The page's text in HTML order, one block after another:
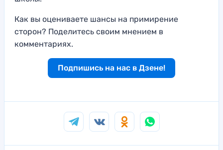
Как вы оцениваете шансы на примирение
сторон? Поделитесь своим мнением в
комментариях.
Подпишись на нас в Дзене!